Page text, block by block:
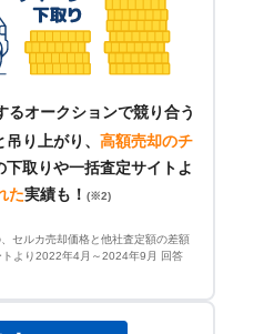
るオークションで競り合う
り上がり、 高額売却のチ
下取りや一括査定サイトよ
た実績も！ (※2)
セルカ売却価格と他社査定額の差額
より2022年4月～2024年9月 回答